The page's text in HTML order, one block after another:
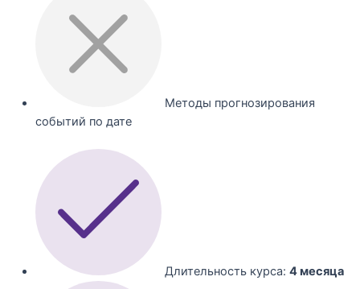
Методы прогнозирования
событий по дате
Длительность курса: 4 месяца